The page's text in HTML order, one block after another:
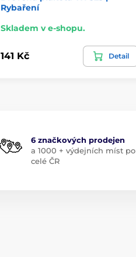
Rybaření
Skladem v e-shopu.
141 Kč Detail
6 značkových prodejen
a 1000 + výdejních míst po
celé ČR